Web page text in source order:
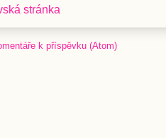
stránka
k příspěvku (Atom)